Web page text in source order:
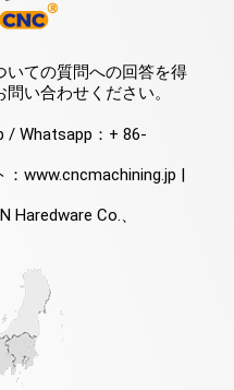
いての質問への回答を得
い合わせください。
/ Whatsapp：+ 86-
www.cncmachining.jp |
Haredware Co.、